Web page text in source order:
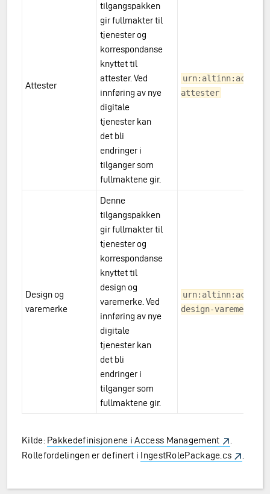
Attester
tilgangspakken
gir fullmakter til
tjenester og
korrespondanse
knyttet til
attester. Ved
innføring av nye
digitale
tjenester kan
det bli
endringer i
tilganger som
fullmaktene gir.
attester
Design og
varemerke
Denne
tilgangspakken
gir fullmakter til
tjenester og
korrespondanse
knyttet til
design og
varemerke. Ved
innføring av nye
digitale
tjenester kan
det bli
endringer i
tilganger som
fullmaktene gir.
design-varemerke
Kilde: Pakkedefinisjonene i Access Management
Rollefordelingen er definert i IngestRolePackage.cs